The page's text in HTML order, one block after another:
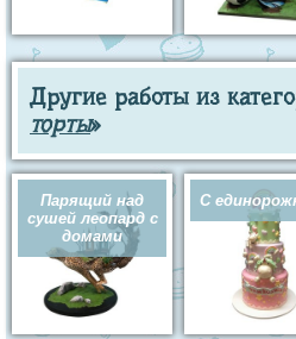
Другие работы из
торты»
Парящий над
сушей леопард с
домами
С